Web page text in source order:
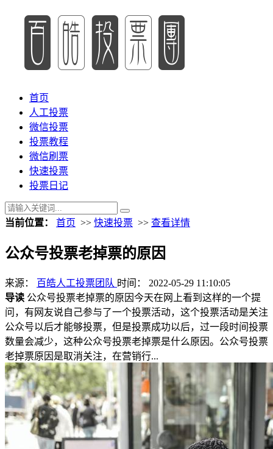
首页
人工投票
微信投票
投票教程
微信刷票
快速投票
投票日记
当前位置： 首页 >> 快速投票 >> 查看详情
公众号投票老掉票的原因
来源： 百皓人工投票团队 时间： 2022-05-29 11:10:05
导读 公众号投票老掉票的原因今天在网上看到这样的一个提
问，有网友说自己参与了一个投票活动，这个投票活动是关注
公众号以后才能够投票，但是投票成功以后，过一段时间投票
数量会减少，这种公众号投票老掉票是什么原因。公众号投票
老掉票原因是取消关注，在营销行...